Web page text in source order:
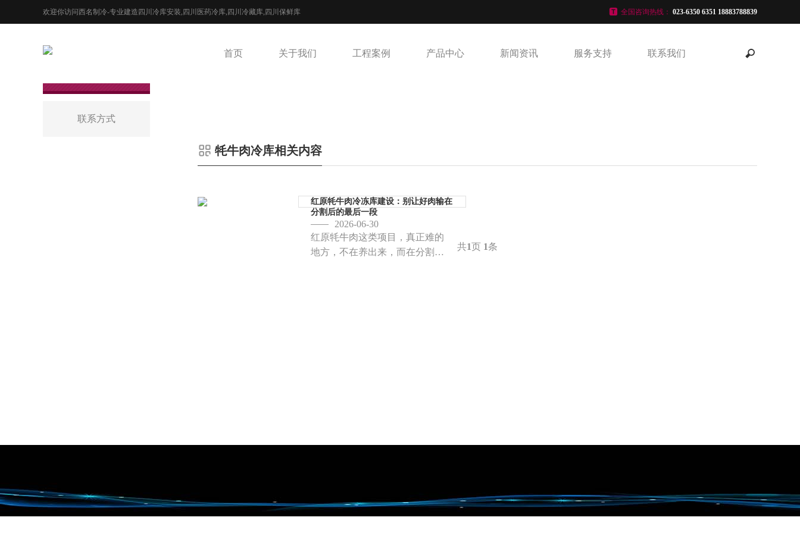
欢迎你访问西名制冷-专业建造四川冷库安装,四川医药冷库,四川冷藏库,四川保鲜库 全国咨询热线： 023-6350 6351 18883788839
首页 关于我们 工程案例 产品中心 新闻资讯 服务支持 联系我们
联系方式
牦牛肉冷库相关内容
红原牦牛肉冷冻库建设：别让好肉输在
分割后的最后一段
2026-06-30
红原牦牛肉这类项目，真正难的
地方，不在养出来，而在分割以
共1页 1条